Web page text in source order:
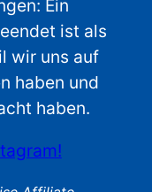
Ein
ist als
wir uns auf
haben und
haben.